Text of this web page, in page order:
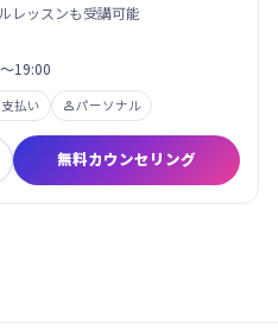
レッスンも受講可能
19:00
払い パーソナル
無料カウンセリング